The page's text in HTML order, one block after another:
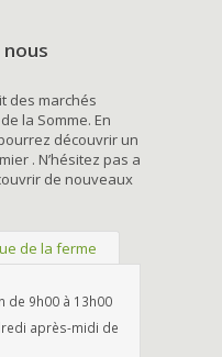
des marchés
la Somme. En
découvrir un
. N’hésitez pas a
de nouveaux
de la ferme
de 9h00 à 13h00
après-midi de